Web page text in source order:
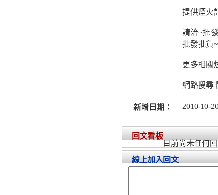
提供煙火
請洽~批
批發批貨
更多相關
網路搜尋
新增日期： 2010-10-
回文看板
目前尚未任何
線上加入回文